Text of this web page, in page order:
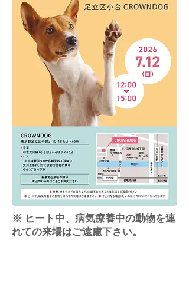
※ ヒート中、病気療養中の動物を連
れての来場はご遠慮下さい。